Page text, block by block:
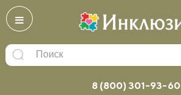
8 (800) 301-93-60